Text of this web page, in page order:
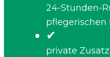
24-Stunden-
pflegerischen
✔
private